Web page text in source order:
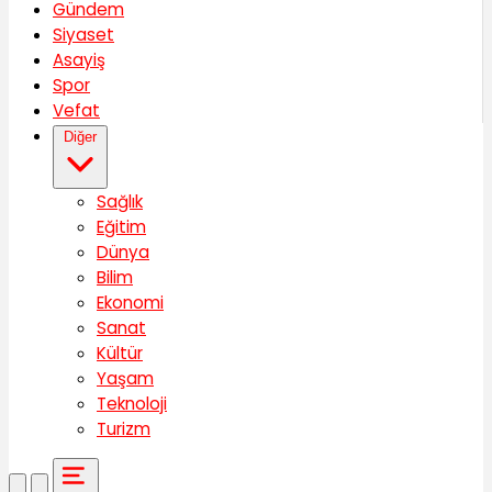
Gündem
Siyaset
Asayiş
Spor
Vefat
Diğer
Sağlık
Eğitim
Dünya
Bilim
Ekonomi
Sanat
Kültür
Yaşam
Teknoloji
Turizm